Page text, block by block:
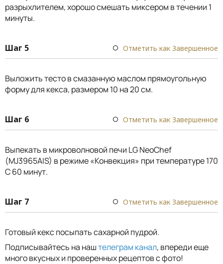
разрыхлителем, хорошо смешать миксером в течении 1
минуты.
Шаг 5 Отметить как Завершенное
Выложить тесто в смазанную маслом прямоугольную
форму для кекса, размером 10 на 20 см.
Шаг 6 Отметить как Завершенное
Выпекать в микроволновой печи LG NeoChef
(MJ3965AIS) в режиме «Конвекция» при температуре 170
С 60 минут.
Шаг 7 Отметить как Завершенное
Готовый кекс посыпать сахарной пудрой.
Подписывайтесь на наштелеграм канал, впереди еще
много вкусных и проверенных рецептов с фото!